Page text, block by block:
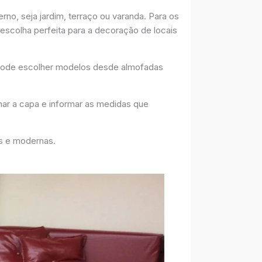
seja jardim, terraço ou varanda. Para os
perfeita para a decoração de locais
escolher modelos desde almofadas
a capa e informar as medidas que
e modernas.